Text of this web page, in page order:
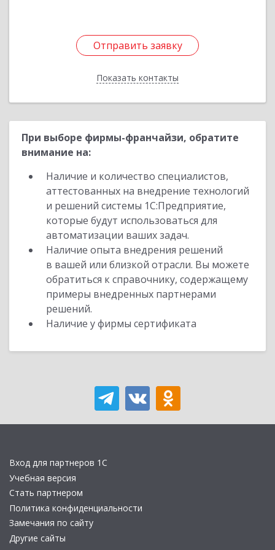
Отправить заявку
Показать контакты
Отправить заявку
Назад
При выборе фирмы-франчайзи, обратите
внимание на:
Наличие и количество специалистов,
аттестованных на внедрение технологий
и решений системы 1С:Предприятие,
которые будут использоваться для
автоматизации ваших задач.
Наличие опыта внедрения решений
в вашей или близкой отрасли. Вы можете
обратиться к справочнику, содержащему
примеры внедренных партнерами
решений.
Наличие у фирмы сертификата
Вход для партнеров 1С
Учебная версия
Стать партнером
Политика конфиденциальности
Замечания по сайту
Другие сайты